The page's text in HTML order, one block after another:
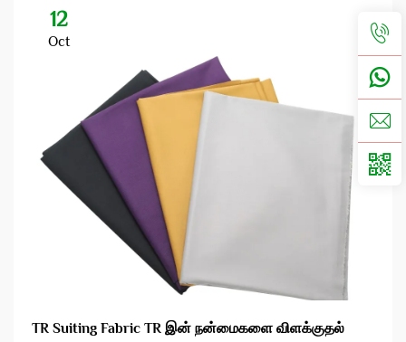
12
Oct
TR Suiting Fabric TR இன் நன்மைகளை விளக்குதல்